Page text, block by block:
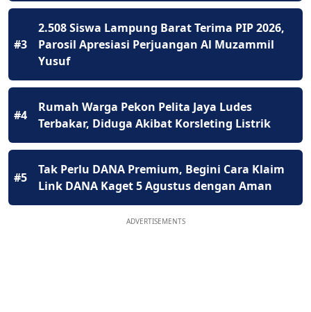
#3
2.508 Siswa Lampung Barat Terima PIP 2026,
Parosil Apresiasi Perjuangan Al Muzammil
Yusuf
#4
Rumah Warga Pekon Pelita Jaya Ludes
Terbakar, Diduga Akibat Korsleting Listrik
#5
Tak Perlu DANA Premium, Begini Cara Klaim
Link DANA Kaget 5 Agustus dengan Aman
ADVERTISEMENTS